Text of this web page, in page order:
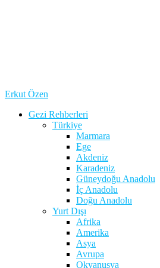
Erkut Özen
Gezi Rehberleri
Türkiye
Marmara
Ege
Akdeniz
Karadeniz
Güneydoğu Anadolu
İç Anadolu
Doğu Anadolu
Yurt Dışı
Afrika
Amerika
Asya
Avrupa
Okyanusya